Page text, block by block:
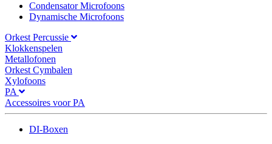
Condensator Microfoons
Dynamische Microfoons
Orkest Percussie
Klokkenspelen
Metallofonen
Orkest Cymbalen
Xylofoons
PA
Accessoires voor PA
DI-Boxen